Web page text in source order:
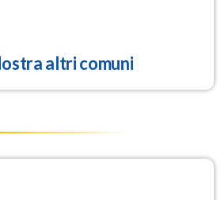
altri comuni